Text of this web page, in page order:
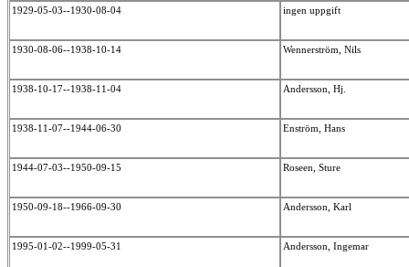
1929-05-03--1930-08-04 ingen uppgift
1930-08-06--1938-10-14 Wennerström, Nils
1938-10-17--1938-11-04 Andersson, Hj.
1938-11-07--1944-06-30 Enström, Hans
1944-07-03--1950-09-15 Roseen, Sture
1950-09-18--1966-09-30 Andersson, Karl
1995-01-02--1999-05-31 Andersson, Ingemar